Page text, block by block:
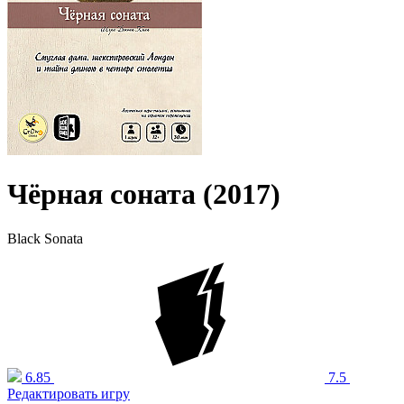
Чёрная соната (2017)
Black Sonata
6.85
7.5
Редактировать игру